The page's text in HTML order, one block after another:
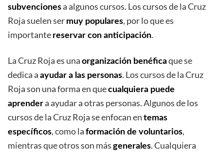
subvencionesa algunos cursos. Los cursos de la Cruz
Roja suelen ser muy populares, por lo que es
importante reservar con anticipación.
La Cruz Roja es una organización benéficaque se
dedica a ayudar a las personas. Los cursos de la Cruz
Roja son una forma en quecualquiera puede
aprendera ayudar a otras personas. Algunos de los
cursos de la Cruz Roja se enfocan en temas
específicos, como la formación de voluntarios,
mientras que otros son más generales. Cualquiera